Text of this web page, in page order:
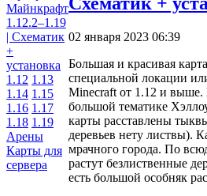
1.12 1.13
1.14 1.15
1.16 1.17
1.18 1.19
Арены
Карты для
сервера
02 января 2023 06:39
Большая и красивая
специальной локации
Minecraft от 1.12 и выше.
большой тематике
карты расставлены
деревьев нету листвы).
мрачного города. По
растут безлиственные
есть большой особняк